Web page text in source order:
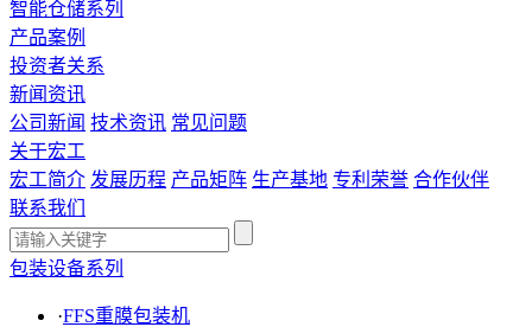
智能仓储系列
产品案例
投资者关系
新闻资讯
公司新闻 技术资讯 常见问题
关于宏工
宏工简介 发展历程 产品矩阵 生产基地 专利荣誉 合作伙伴
联系我们
包装设备系列
·FFS重膜包装机